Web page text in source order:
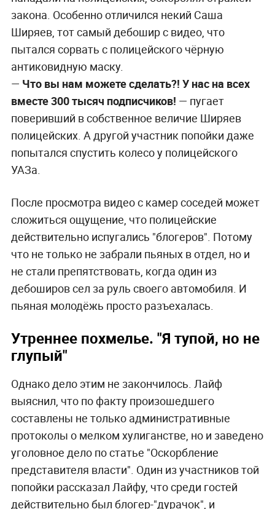
закона. Особенно отличился некий Саша
Ширяев, тот самый дебошир с видео, что
пытался сорвать с полицейского чёрную
антиковидную маску.
— Что вы нам можете сделать?! У нас на всех
вместе 300 тысяч подписчиков! — пугает
поверивший в собственное величие Ширяев
полицейских. А другой участник попойки даже
попытался спустить колесо у полицейского
УАЗа.
После просмотра видео с камер соседей может
сложиться ощущение, что полицейские
действительно испугались "блогеров". Потому
что не только не забрали пьяных в отдел, но и
не стали препятствовать, когда один из
дебоширов сел за руль своего автомобиля. И
пьяная молодёжь просто разъехалась.
Утреннее похмелье. "Я тупой, но не
глупый"
Однако дело этим не закончилось. Лайф
выяснил, что по факту произошедшего
составлены не только административные
протоколы о мелком хулиганстве, но и заведено
уголовное дело по статье "Оскорбление
представителя власти". Один из участников той
попойки рассказал Лайфу, что среди гостей
действительно был блогер-"дурачок", и